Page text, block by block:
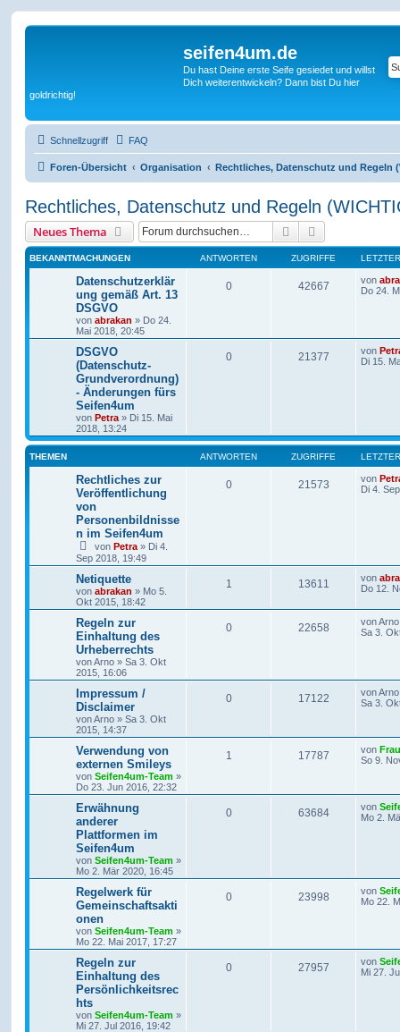
seifen4um.de
Du hast Deine erste Seife gesiedet und willst
Dich weiterentwickeln? Dann bist Du hier
goldrichtig!
Schnellzugriff FAQ
Foren-Übersicht Organisation Rechtliches, Datenschutz und Regeln
Rechtliches, Datenschutz und Regeln
Neues Thema Suche
BEKANNTMACHUNGEN ANTWORTEN ZUGRIFFE
Datenschutzerklär
ung gemäß Art. 13
DSGVO
von abrakan » Do 24.
Mai 2018, 20:45
0 42667 von
Do 24.
DSGVO
(Datenschutz-
Grundverordnung)
- Änderungen fürs
Seifen4um
von Petra » Di 15. Mai
2018, 13:24
0 21377 von
Di 15.
THEMEN ANTWORTEN ZUGRIFFE
Rechtliches zur
Veröffentlichung
von
Personenbildnisse
n im Seifen4um
von Petra » Di 4.
Sep 2018, 19:49
0 21573 von
Di 4.
Netiquette
von abrakan » Mo 5.
Okt 2015, 18:42
1 13611 von
Do 12.
Regeln zur
Einhaltung des
Urheberrechts
vonArno » Sa 3. Okt
2015, 16:06
0 22658 vonArno
Sa 3.
Impressum /
Disclaimer
vonArno » Sa 3. Okt
2015, 14:37
0 17122 vonArno
Sa 3.
Verwendung von
externen Smileys
von Seifen4um-Team »
Do 23. Jun 2016, 22:32
1 17787 von
So 9.
Erwähnung
anderer
Plattformen im
Seifen4um
von Seifen4um-Team »
Mo 2. Mär 2020, 16:45
0 63684 von
Mo 2.
Regelwerk für
Gemeinschaftsakti
onen
von Seifen4um-Team »
Mo 22. Mai 2017, 17:27
0 23998 von
Mo 22.
Regeln zur
Einhaltung des
Persönlichkeitsrec
hts
von Seifen4um-Team »
Mi 27. Jul 2016, 19:42
0 27957 von
Mi 27.